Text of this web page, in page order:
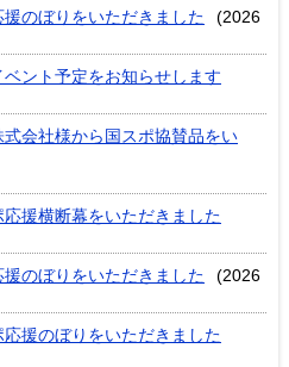
のぼりをいただきました
(2026
ント予定をお知らせします
会社様から国スポ協賛品をい
援横断幕をいただきました
のぼりをいただきました
(2026
援のぼりをいただきました